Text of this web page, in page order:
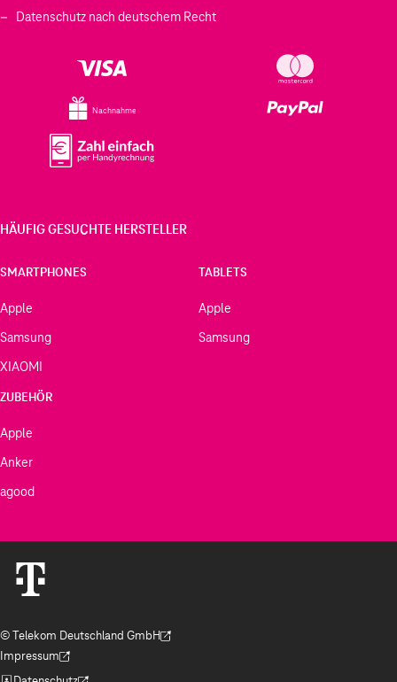
Datenschutz nach deutschem Recht
Nachnahme
HÄUFIG GESUCHTE HERSTELLER
SMARTPHONES
Apple
Samsung
XIAOMI
TABLETS
Apple
Samsung
ZUBEHÖR
Apple
Anker
agood
© Telekom Deutschland GmbH
(Der Link wird in einem neuen Tab geöffnet)
Impressum
(Der Link wird in einem neuen Tab geöffnet)